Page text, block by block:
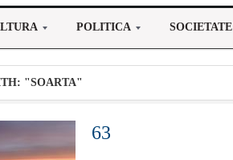
POLITICA SOCIETATE
"SOARTA"
63